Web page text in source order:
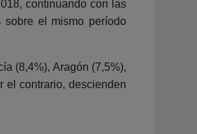
continuando con las
el mismo período
(8,4%), Aragón (7,5%),
el contrario, descienden